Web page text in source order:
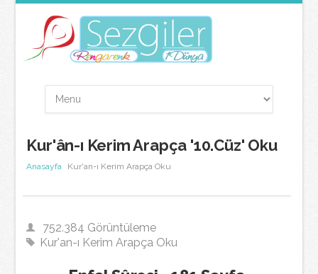
Kur'ân-ı Kerim Arapça '10.Cüz' Oku
Anasayfa Kur'an-ı Kerim Arapça Oku
752.384 Görüntüleme
Kur'an-ı Kerim Arapça Oku